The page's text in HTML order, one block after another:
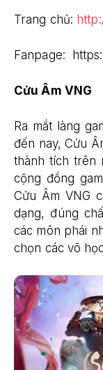
Trang chủ:
Fanpage:
Cửu Âm VNG
Ra mắt làng
đến nay, Cửu
thành tích trên
cộng đồng
Cửu Âm VNG
dạng, đúng
các môn phái
chọn các võ